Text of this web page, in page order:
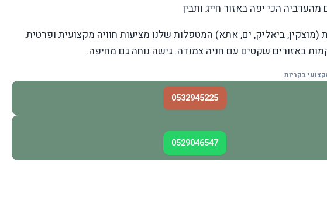
הכי יפה באזור חייג ותבין
(מוצקין, ביאליק, ים, אתא) המטפלות שלנו מציעות חוויה מקצועית ופרטית.
באזורים שקטים עם חניה צמודה. גישה נוחה גם מחיפה.
בקריות
0532945225
0529046547